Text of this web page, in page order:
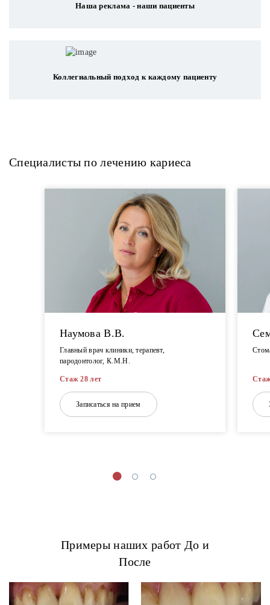
Наша реклама - наши пациенты
Коллегиальный подход к каждому пациенту
Специалисты по лечению кариеса
Наумова В.В.
Главный врач клиники, терапевт,
пародонтолог, К.М.Н.
Стаж 28 лет
Записаться на прием
Примеры наших работ До и
После